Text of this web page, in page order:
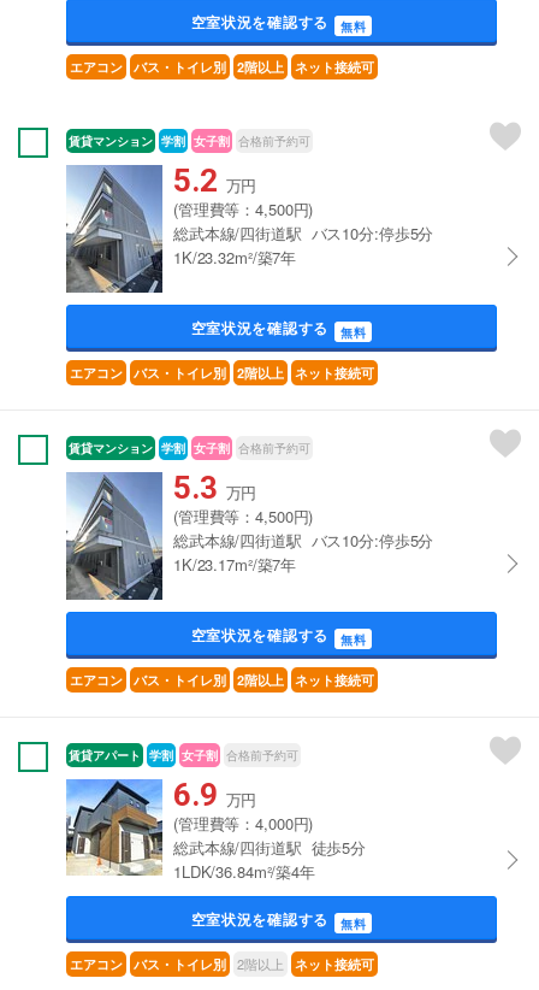
空室状況を確認する 無料
エアコン バス・トイレ別 2階以上 ネット接続可
賃貸マンション 学割 女子割 合格前予約可
5.2 万円
(管理費等：4,500円)
総武本線/四街道駅 バス10分:停歩5分
1K/23.32m²/築7年
空室状況を確認する 無料
エアコン バス・トイレ別 2階以上 ネット接続可
賃貸マンション 学割 女子割 合格前予約可
5.3 万円
(管理費等：4,500円)
総武本線/四街道駅 バス10分:停歩5分
1K/23.17m²/築7年
空室状況を確認する 無料
エアコン バス・トイレ別 2階以上 ネット接続可
賃貸アパート 学割 女子割 合格前予約可
6.9 万円
(管理費等：4,000円)
総武本線/四街道駅 徒歩5分
1LDK/36.84m²/築4年
空室状況を確認する 無料
エアコン バス・トイレ別 2階以上 ネット接続可